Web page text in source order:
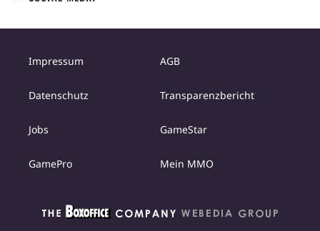
Impressum AGB
Datenschutz Transparenzbericht
Jobs GameStar
GamePro Mein MMO